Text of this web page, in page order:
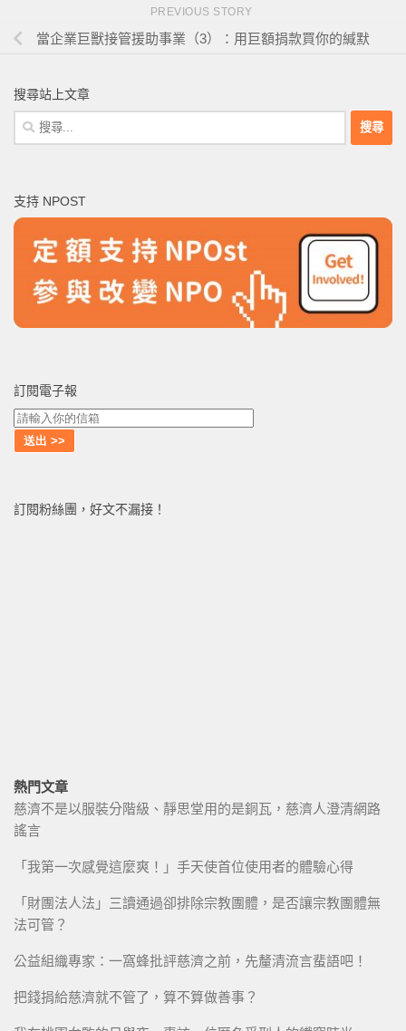
PREVIOUS STORY
當企業巨獸接管援助事業（3）：用巨額捐款買你的緘默
搜尋站上文章
搜
尋
字:
支持 NPOST
訂閱電子報
訂閱粉絲團，好文不漏接！
熱門文章
慈濟不是以服裝分階級、靜思堂用的是銅瓦，慈濟人澄清網路
謠言
「我第一次感覺這麼爽！」手天使首位使用者的體驗心得
「財團法人法」三讀通過卻排除宗教團體，是否讓宗教團體無
法可管？
公益組織專家：一窩蜂批評慈濟之前，先釐清流言蜚語吧！
把錢捐給慈濟就不管了，算不算做善事？